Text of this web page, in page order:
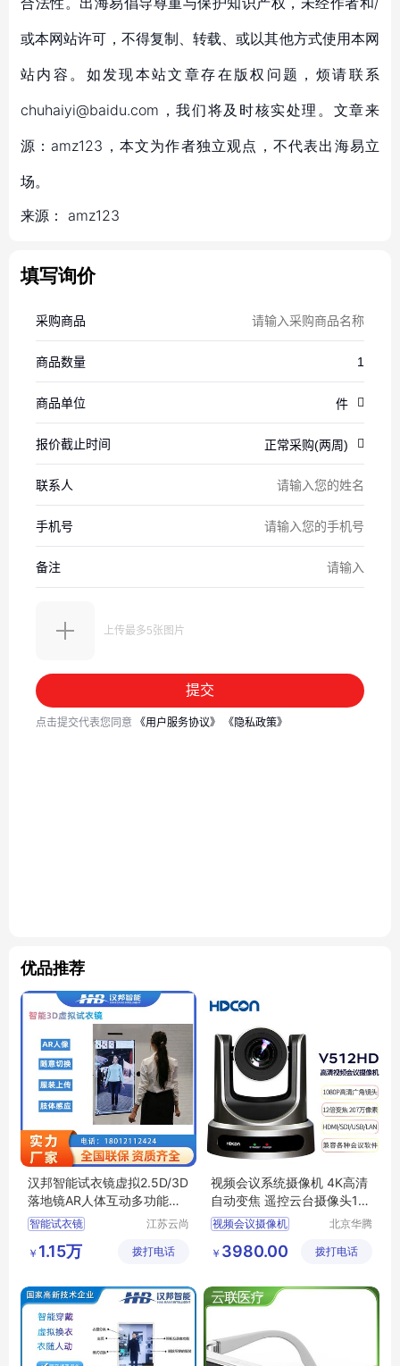
或本网站许可，不得复制、转载、或以其他方式使用本网
站内容。如发现本站文章存在版权问题，烦请联系
chuhaiyi@baidu.com，我们将及时核实处理。文章来
源：amz123，本文为作者独立观点，不代表出海易立
场。
来源： amz123
填写询价
优品推荐
汉邦智能试衣镜虚拟2.5D/3D
落地镜AR人体互动多功能定
制
智能试衣镜
AR互动 落地镜
江苏云尚
网有限公
￥ 1.15万 拨打电话
视频会议系统摄像机 4K高清
自动变焦 遥控云台摄像头12
倍V512HD
视频会议摄像机
会议摄像机
高清会议摄像头
北京华腾
有限公司
￥ 3980.00 拨打电话